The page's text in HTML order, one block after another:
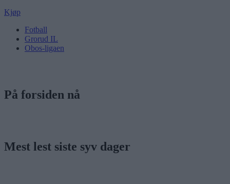
Kjøp
Fotball
Grorud IL
Obos-ligaen
På forsiden nå
Mest lest siste syv dager